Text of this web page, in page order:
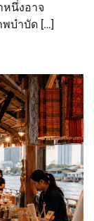
หนึ่งอาจ
บำบัด […]